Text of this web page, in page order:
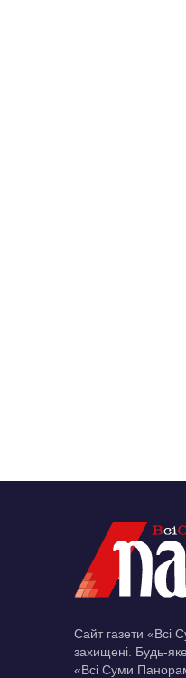
Сайт газети «Всі
захищені. Будь-
«Всі Суми